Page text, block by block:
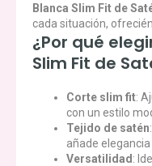
Blanca Slim Fit de
cada situación,
¿Por qué
Slim Fit de
Corte slim fit:
con un estilo
Tejido de satén
añade
Versatilidad :